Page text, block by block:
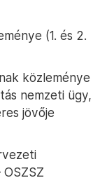
(1. és 2.
közleménye
nemzeti ügy,
jövője